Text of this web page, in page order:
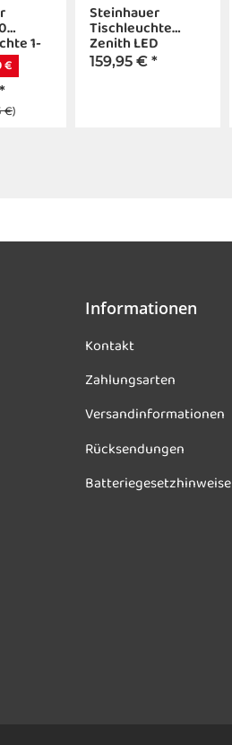
1-
€
*
€)
Steinhauer
Tischleuchte
Zenith LED
messing
159,95 € *
Informationen
Kontakt
Zahlungsarten
Versandinformationen
Rücksendungen
Batteriegesetzhinweise